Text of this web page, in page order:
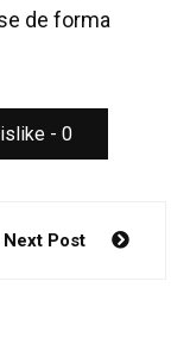
de forma
- 0
Next Post